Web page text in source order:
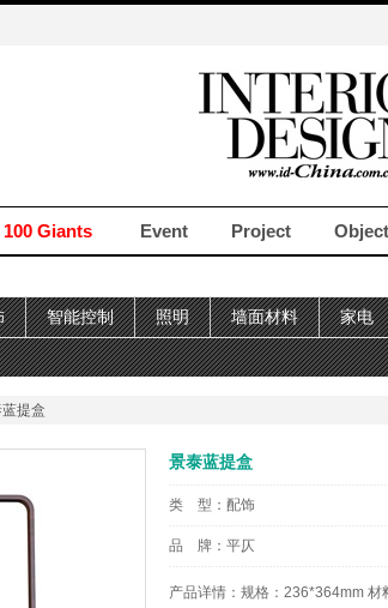
100 Giants Event Project Object
智能控制 照明 墙面材料 家电
提盒
景泰蓝提盒
类 型： 配饰
品 牌： 平仄
产品详情： 规格：236*364mm 材